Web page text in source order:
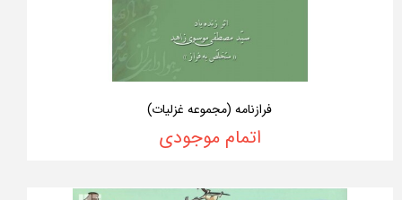
فرازنامه (مجموعه غزلیات)
اتمام موجودی